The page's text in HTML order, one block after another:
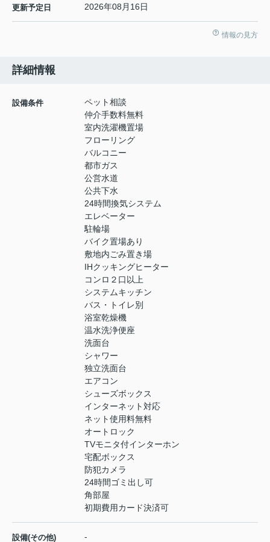
更新予定日 2026年08月16日
情報の見方
詳細情報
設備条件
ペット相談
仲介手数料無料
室内洗濯機置場
フローリング
バルコニー
都市ガス
公営水道
公共下水
24時間換気システム
エレベーター
駐輪場
バイク置場あり
敷地内ごみ置き場
IHクッキングヒーター
コンロ２口以上
システムキッチン
バス・トイレ別
浴室乾燥機
温水洗浄便座
洗面台
シャワー
独立洗面台
エアコン
シューズボックス
インターネット対応
ネット使用料無料
オートロック
TVモニタ付インターホン
宅配ボックス
防犯カメラ
24時間ゴミ出し可
角部屋
初期費用カード決済可
設備(その他) -